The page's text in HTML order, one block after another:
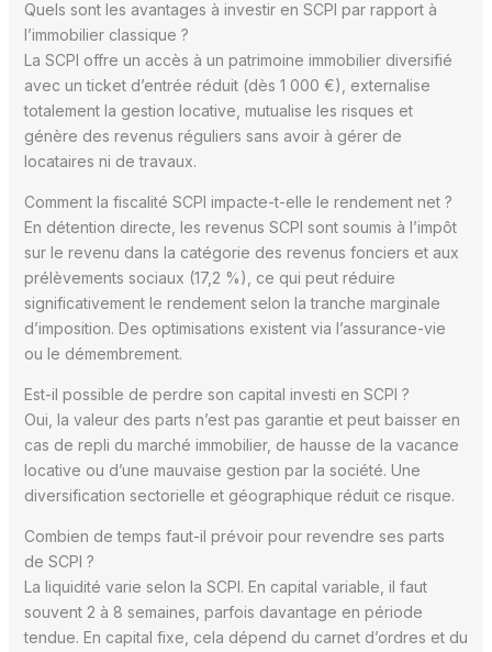
Quels sont les avantages à investir en SCPI par rapport à
l’immobilier classique ?
La SCPI offre un accès à un patrimoine immobilier diversifié
avec un ticket d’entrée réduit (dès 1 000 €), externalise
totalement la gestion locative, mutualise les risques et
génère des revenus réguliers sans avoir à gérer de
locataires ni de travaux.
Comment la fiscalité SCPI impacte-t-elle le rendement net ?
En détention directe, les revenus SCPI sont soumis à l’impôt
sur le revenu dans la catégorie des revenus fonciers et aux
prélèvements sociaux (17,2 %), ce qui peut réduire
significativement le rendement selon la tranche marginale
d’imposition. Des optimisations existent via l’assurance-vie
ou le démembrement.
Est-il possible de perdre son capital investi en SCPI ?
Oui, la valeur des parts n’est pas garantie et peut baisser en
cas de repli du marché immobilier, de hausse de la vacance
locative ou d’une mauvaise gestion par la société. Une
diversification sectorielle et géographique réduit ce risque.
Combien de temps faut-il prévoir pour revendre ses parts
de SCPI ?
La liquidité varie selon la SCPI. En capital variable, il faut
souvent 2 à 8 semaines, parfois davantage en période
tendue. En capital fixe, cela dépend du carnet d’ordres et du